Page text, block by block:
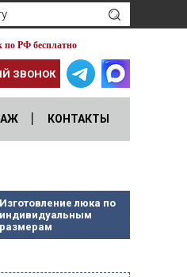
по РФ бесплатно
ЗВОНОК
КОНТАКТЫ
Изготовление люка по
индивидуальным
размерам